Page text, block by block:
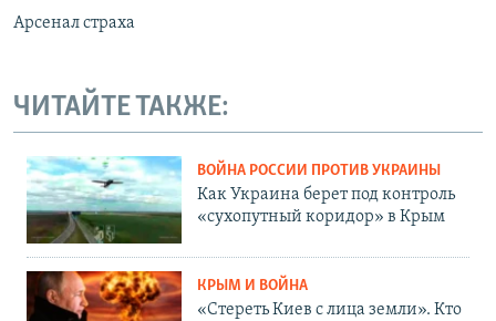
Арсенал страха
ЧИТАЙТЕ ТАКЖЕ:
ВОЙНА РОССИИ ПРОТИВ УКРАИНЫ
Как Украина берет под контроль
«сухопутный коридор» в Крым
КРЫМ И ВОЙНА
«Стереть Киев с лица земли». Кто